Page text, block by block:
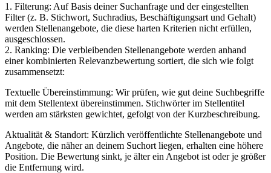
1. Filterung: Auf Basis deiner Suchanfrage und der eingestellten
Filter (z. B. Stichwort, Suchradius, Beschäftigungsart und Gehalt)
werden Stellenangebote, die diese harten Kriterien nicht erfüllen,
ausgeschlossen.
2. Ranking: Die verbleibenden Stellenangebote werden anhand
einer kombinierten Relevanzbewertung sortiert, die sich wie folgt
zusammensetzt:
Textuelle Übereinstimmung: Wir prüfen, wie gut deine Suchbegriffe
mit dem Stellentext übereinstimmen. Stichwörter im Stellentitel
werden am stärksten gewichtet, gefolgt von der Kurzbeschreibung.
Aktualität & Standort: Kürzlich veröffentlichte Stellenangebote und
Angebote, die näher an deinem Suchort liegen, erhalten eine höhere
Position. Die Bewertung sinkt, je älter ein Angebot ist oder je größer
die Entfernung wird.